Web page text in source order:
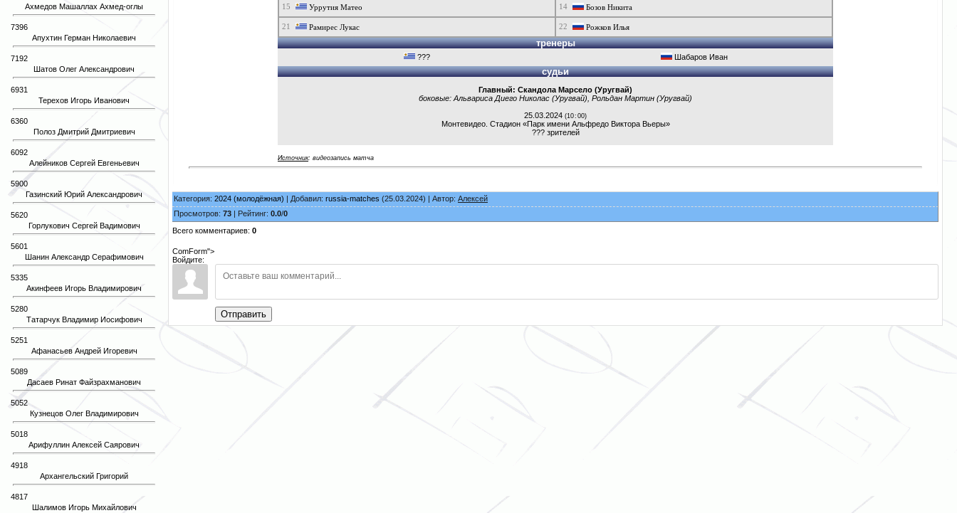
Ахмедов Машаллах Ахмед-оглы
7396
Апухтин Герман Николаевич
7192
Шатов Олег Александрович
6931
Терехов Игорь Иванович
6360
Полоз Дмитрий Дмитриевич
6092
Алейников Сергей Евгеньевич
5900
Газинский Юрий Александрович
5620
Горлукович Сергей Вадимович
5601
Шанин Александр Серафимович
5335
Акинфеев Игорь Владимирович
5280
Татарчук Владимир Иосифович
5251
Афанасьев Андрей Игоревич
5089
Дасаев Ринат Файзрахманович
5052
Кузнецов Олег Владимирович
5018
Арифуллин Алексей Саярович
4918
Архангельский Григорий
4817
Шалимов Игорь Михайлович
15 Уррутия Матео
21 Рамирес Лукас
14 Бозов Никита
22 Рожков Илья
тренеры
??? Шабаров Иван
судьи
Главный: Скандола Марсело (Уругвай)
боковые: Альвариса Диего Николас (Уругвай) Рольдан Мартин (Уругвай)
25.03.2024 (10 : 00)
Монтевидео. Стадион «Парк имени Альфредо Виктора Вьеры»
??? зрителей
Источник: видеозапись матча
Категория: 2024 (молодёжная) | Добавил: russia-matches (25.03.2024) | Автор: Алексей
Просмотров: 73 | Рейтинг: 0.0/0
Всего комментариев: 0
ComForm">
Войдите:
Отправить